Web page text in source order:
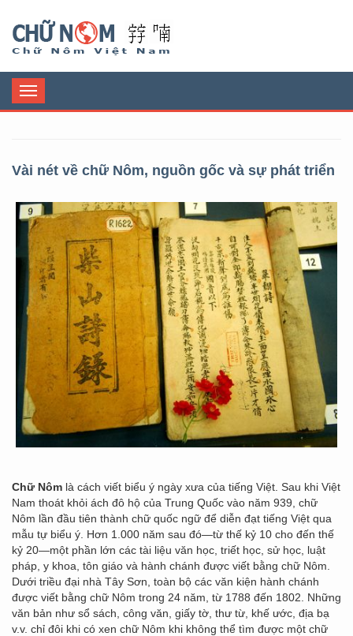
Toggle
navigation
Vài nét về chữ Nôm, nguồn gốc và sự phát triển
Chữ Nôm là cách viết biểu ý ngày xưa của tiếng Việt. Sau khi Việt
Nam thoát khỏi ách đô hộ của Trung Quốc vào năm 939, chữ
Nôm lần đầu tiên thành chữ quốc ngữ để diễn đạt tiếng Việt qua
mẫu tự biểu ý. Hơn 1.000 năm sau đó—từ thế kỷ 10 cho đến thế
kỷ 20—một phần lớn các tài liệu văn học, triết học, sử học, luật
pháp, y khoa, tôn giáo và hành chánh được viết bằng chữ Nôm.
Dưới triều đại nhà Tây Sơn, toàn bộ các văn kiện hành chánh
được viết bằng chữ Nôm trong 24 năm, từ 1788 đến 1802. Những
văn bản như sổ sách, công văn, giấy tờ, thư từ, khế ước, địa bạ
v.v. chỉ đôi khi có xen chữ Nôm khi không thể tìm được một chữ